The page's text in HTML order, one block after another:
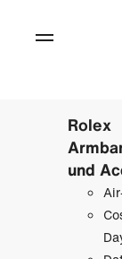
Rolex
und